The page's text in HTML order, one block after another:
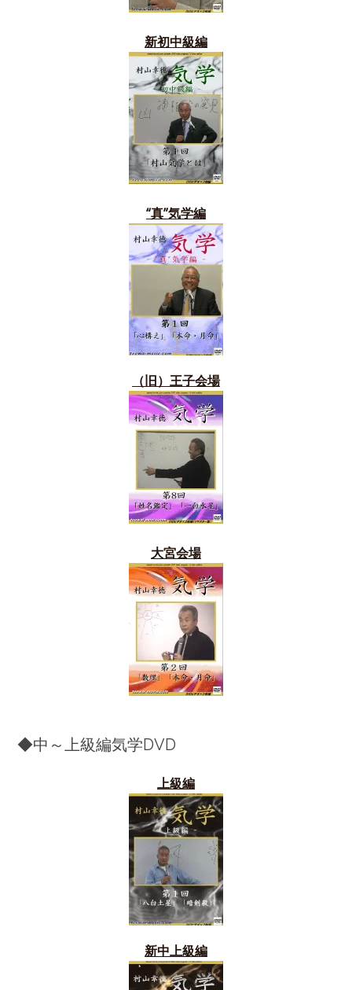
新初中級編
“真”気学編
（旧） 王子会場
大宮会場
◆中～上級編気学DVD
上級編
新中上級編